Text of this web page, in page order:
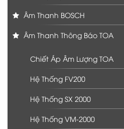
Âm Thanh BOSCH
Âm Thanh Thông Báo TOA
Chiết Áp Âm Lượng TOA
Hệ Thống FV200
Hệ Thống SX 2000
Hệ Thống VM-2000